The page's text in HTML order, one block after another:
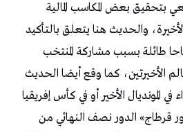
بتحقيق بعض المكاسب المالية
والحديث هنا يتعلق بالتأكيد
طائلة بسبب مشاركة المنتخب
الأخيرتين، كما وقع أيضا الحديث
المونديال الأخير أو في كأس إفريقيا
«نسور قرطاج» الدور نصف النهائي من